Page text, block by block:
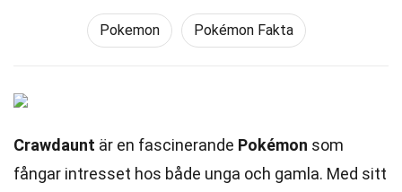
Pokemon Pokémon Fakta
Crawdaunt är en fascinerande Pokémon som
fångar intresset hos både unga och gamla. Med sitt